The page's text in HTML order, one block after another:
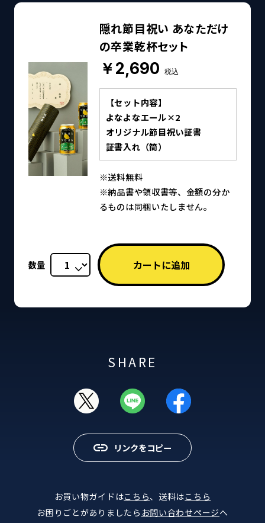
隠れ節目祝い あなただけ
の卒業乾杯セット
￥2,690 税込
【セット内容】
よなよなエール×2
オリジナル節目祝い証書
証書入れ（筒）
※送料無料
※納品書や領収書等、金額の分か
るものは同梱いたしません。
数量
SHARE
リンクをコピー
お買い物ガイドはこちら、送料はこちら
お困りごとがありましたら お問い合わせページへ